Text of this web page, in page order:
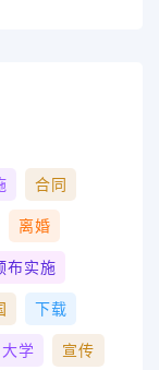
合同
离婚
布实施
下载
大学 宣传